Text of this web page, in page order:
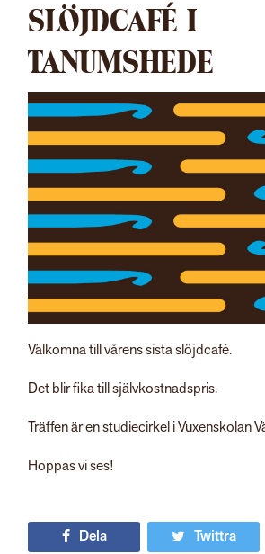
SLÖJDCAFÉ I
TANUMSHEDE
Välkomna till vårens sista slöjdcafé.
Det blir fika till självkostnadspris.
Träffen är en studiecirkel i Vuxenskolan
Hoppas vi ses!
Dela
Twittra